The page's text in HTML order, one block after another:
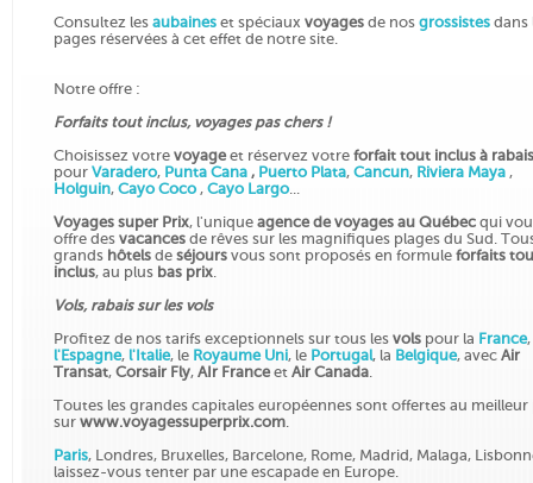
Consultez les aubaines et spéciaux voyages de nos grossistes dans
pages réservées à cet effet de notre site.
Notre offre :
Forfaits tout inclus, voyages pas chers !
Choisissez votre voyage et réservez votre forfait tout inclus à rabais
pour Varadero, Punta Cana , Puerto Plata, Cancun, Riviera Maya ,
Holguin, Cayo Coco , Cayo Largo...
Voyages super Prix, l'unique agence de voyages au Québec qui
offre des vacances de rêves sur les magnifiques plages du Sud.
grands hôtels de séjours vous sont proposés en formule forfaits
inclus, au plus bas prix.
Vols, rabais sur les vols
Profitez de nos tarifs exceptionnels sur tous les vols pour la France,
l'Espagne, l'Italie, le Royaume Uni, le Portugal, la Belgique, avec Air
Transat, Corsair Fly, AIr France et Air Canada.
Toutes les grandes capitales européennes sont offertes au meilleur
sur www.voyagessuperprix.com.
Paris, Londres, Bruxelles, Barcelone, Rome, Madrid, Malaga,
laissez-vous tenter par une escapade en Europe.